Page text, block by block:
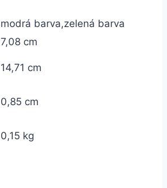
modrá barva,zelená barva
7,08 cm
14,71 cm
0,85 cm
0,15 kg